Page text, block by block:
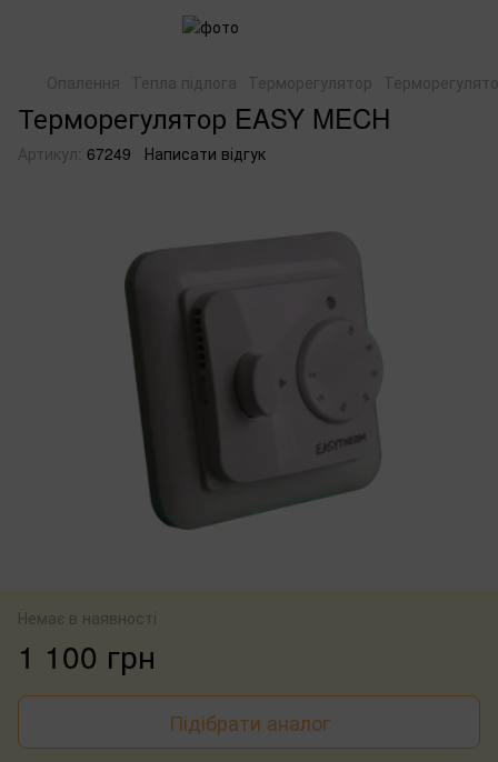
Опалення Тепла підлога Терморегулятор
Терморегулятор EASY MECH
Артикул: 67249 Написати відгук
Немає в наявності
1 100 грн
Підібрати аналог